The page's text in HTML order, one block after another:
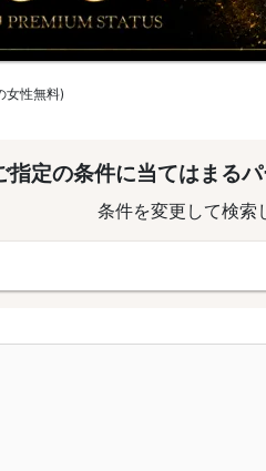
女性無料)
指定の条件に当てはまる
条件を変更して検索